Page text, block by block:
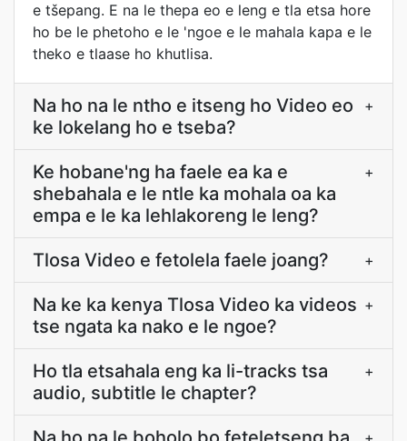
e tšepang. E na le thepa eo e leng e tla etsa hore
ho be le phetoho e le 'ngoe e le mahala kapa e le
theko e tlaase ho khutlisa.
Na ho na le ntho e itseng ho Video eo
ke lokelang ho e tseba?
+
Ke hobane'ng ha faele ea ka e
shebahala e le ntle ka mohala oa ka
empa e le ka lehlakoreng le leng?
+
Tlosa Video e fetolela faele joang? +
Na ke ka kenya Tlosa Video ka videos
tse ngata ka nako e le ngoe?
+
Ho tla etsahala eng ka li-tracks tsa
audio, subtitle le chapter?
+
+